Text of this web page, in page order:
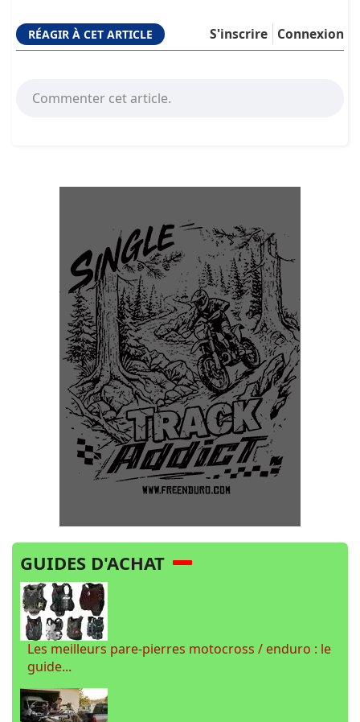
RÉAGIR À CET ARTICLE Connexion
S'inscrire
Commenter cet article.
GUIDES D'ACHAT
Les meilleurs pare-pierres motocross / enduro : le
guide...